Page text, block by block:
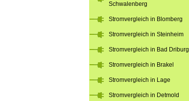
Schwalenberg
Stromvergleich in Blomberg
Stromvergleich in Steinheim
Stromvergleich in Bad Driburg
Stromvergleich in Brakel
Stromvergleich in Lage
Stromvergleich in Detmold